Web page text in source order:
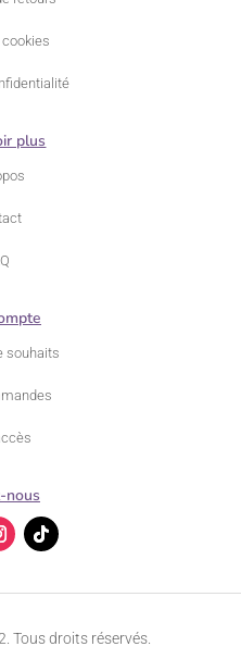
plus
souhaits
nous
Tous droits réservés.